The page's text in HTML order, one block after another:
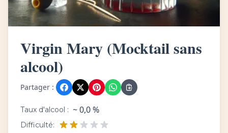
Virgin Mary (Mocktail sans
alcool)
Partager :
Taux d'alcool : ~ 0,0 %
Difficulté: